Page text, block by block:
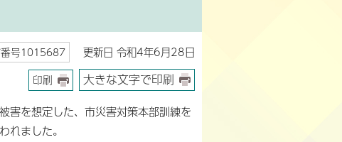
号1015687 更新日 令和4年6月28日
印刷 大きな文字で印刷
害を想定した、市災害対策本部訓練を
れました。